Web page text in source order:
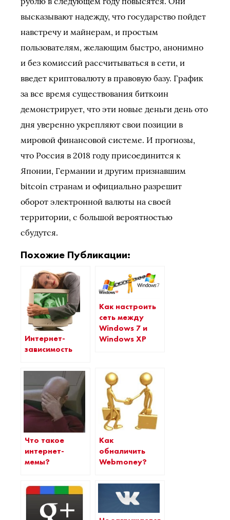
высказывают надежду, что государство пойдет
навстречу и майнерам, и простым
пользователям, желающим быстро, анонимно
и без комиссий рассчитываться в сети, и
введет криптовалюту в правовую базу. График
за все время существования биткоин
демонстрирует, что эти новые деньги день ото
дня уверенно укрепляют свои позиции в
мировой финансовой системе. И прогнозы,
что Россия в 2018 году присоединится к
Японии, Германии и другим признавшим
bitcoin странам и официально разрешит
оборот электронной валюты на своей
территории, с большой вероятностью
сбудутся.
Похожие Публикации:
Интернет-
зависимость
Как настроить
сеть между
Windows 7 и
Windows XP
Что такое
интернет-
мемы?
Как
обналичить
Webmoney?